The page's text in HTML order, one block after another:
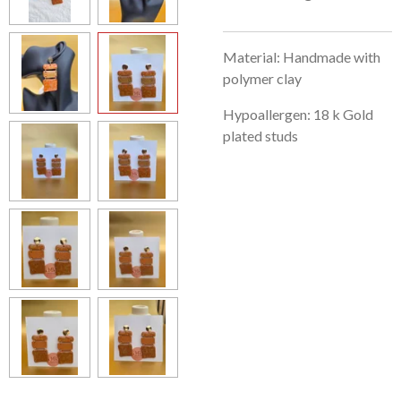
Material: Handmade with
polymer clay
Hypoallergen: 18 k Gold
plated studs